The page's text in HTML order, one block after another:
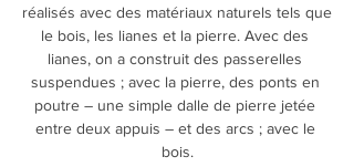
réalisés avec des matériaux naturels tels que
le bois, les lianes et la pierre. Avec des
lianes, on a construit des passerelles
suspendues ; avec la pierre, des ponts en
poutre – une simple dalle de pierre jetée
entre deux appuis – et des arcs ; avec le
bois.